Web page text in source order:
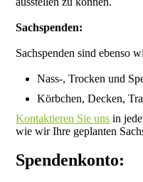
Sachspenden:
Sachspenden sind ebenso
Nass-, Trocken und
Körbchen, Decken,
Kontaktieren Sie uns in
wie wir Ihre geplanten
Spendenkonto: